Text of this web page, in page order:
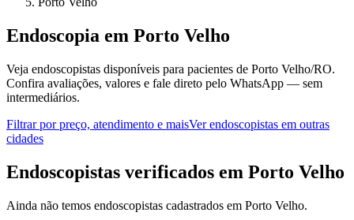
Endoscopia em Porto Velho
Veja endoscopistas disponíveis para pacientes de Porto Velho/RO.
Confira avaliações, valores e fale direto pelo WhatsApp — sem
intermediários.
Filtrar por preço, atendimento e maisVerendoscopistas em outras
cidades
Endoscopistas verificados em Porto Velho
Ainda não temos endoscopistas cadastrados em Porto Velho.